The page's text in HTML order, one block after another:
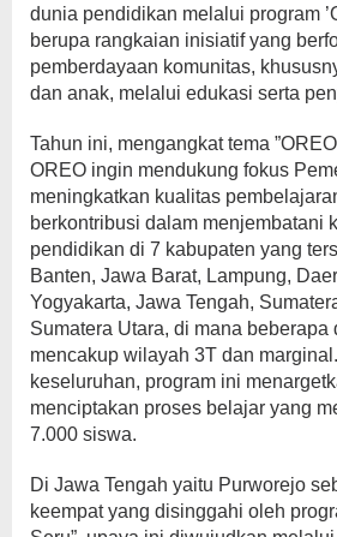
dunia pendidikan melalui program
berupa rangkaian inisiatif yang
pemberdayaan komunitas,
dan anak, melalui edukasi serta
Tahun ini, mengangkat tema
OREO ingin mendukung fokus
meningkatkan kualitas
berkontribusi dalam menjembatani
pendidikan di 7 kabupaten yang
Banten, Jawa Barat, Lampung,
Yogyakarta, Jawa Tengah,
Sumatera Utara, di mana beberapa
mencakup wilayah 3T dan
keseluruhan, program ini
menciptakan proses belajar yang
7.000 siswa.
Di Jawa Tengah yaitu Purworejo
keempat yang disinggahi oleh